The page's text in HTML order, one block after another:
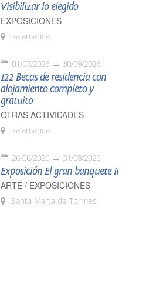
Visibilizar lo elegido
EXPOSICIONES
Salamanca
01/07/2026 30/09/2026
122 Becas de residencia con
alojamiento completo y
gratuito
OTRAS ACTIVIDADES
Salamanca
26/06/2026 31/08/2026
Exposición El gran banquete II
ARTE / EXPOSICIONES
Santa Marta de Tormes